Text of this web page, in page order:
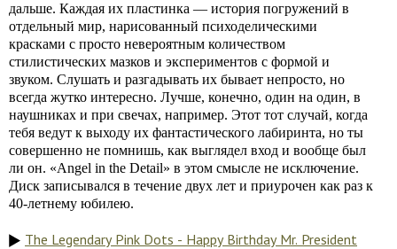
дальше. Каждая их пластинка — история погружений в
отдельный мир, нарисованный психоделическими
красками с просто невероятным количеством
стилистических мазков и экспериментов с формой и
звуком. Слушать и разгадывать их бывает непросто, но
всегда жутко интересно. Лучше, конечно, один на один, в
наушниках и при свечах, например. Этот тот случай, когда
тебя ведут к выходу их фантастического лабиринта, но ты
совершенно не помнишь, как выглядел вход и вообще был
ли он. «Angel in the Detail» в этом смысле не исключение.
Диск записывался в течение двух лет и приурочен как раз к
40-летнему юбилею.
The Legendary Pink Dots - Happy Birthday Mr. President